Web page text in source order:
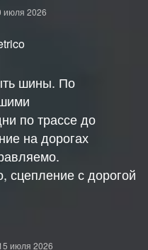
июля 2026
шины. По
по трассе до
на дорогах
сцепление с дорогой
июля 2026